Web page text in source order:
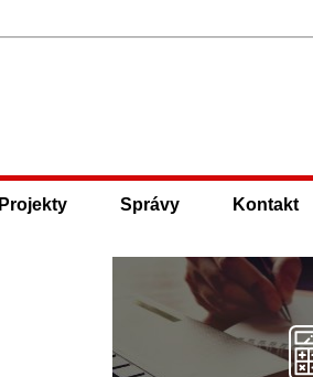
Projekty Správy Kontakt